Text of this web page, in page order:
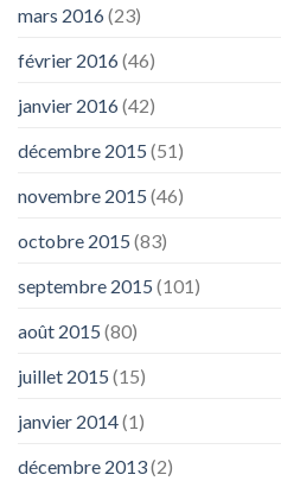
mars 2016(23)
février 2016(46)
janvier 2016(42)
décembre 2015 (51)
novembre 2015 (46)
octobre 2015 (83)
septembre 2015 (101)
août 2015 (80)
juillet 2015 (15)
janvier 2014(1)
décembre 2013(2)